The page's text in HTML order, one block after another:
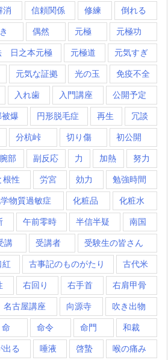
消 信頼関係 修練 倒れる
偶然 元極 元極功
日之本元極 元極道 元気すぎ
元気な証拠 光の玉 免疫不全
入れ歯 入門講座 公開予定
爆 円形脱毛症 再生 冗談
分杭峠 切り傷 初公開
部 副反応 力 加熱 努力
根性 労宮 効力 勉強時間
物質過敏症 化粧品 化粧水
午前零時 半信半疑 南国
講 受講者 受験生の皆さん
紅 古事記のものがたり 古代米
右回り 右手首 右肩甲骨
名古屋講座 向源寺 吹き出物
命 命令 命門 和裁
出る 唾液 啓蟄 喉の痛み